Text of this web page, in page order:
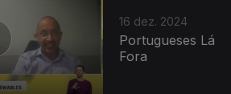
16 dez. 2024
Portugueses Lá
Fora